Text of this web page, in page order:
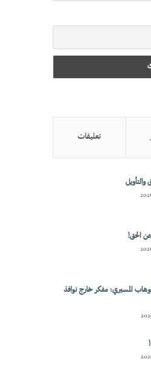
تعليقات
والتأويل
الحق!
المسيري: مفكر خارج نوافذ